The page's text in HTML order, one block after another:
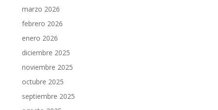
marzo 2026
febrero 2026
enero 2026
diciembre 2025
noviembre 2025
octubre 2025
septiembre 2025